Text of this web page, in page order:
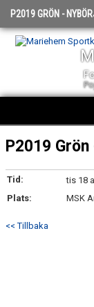
P2019 GRÖN -
HEM
NYHETER
KALENDER
TRUPPEN
P2019
Tid:
tis 18
Plats:
MSK
<< Tillbaka